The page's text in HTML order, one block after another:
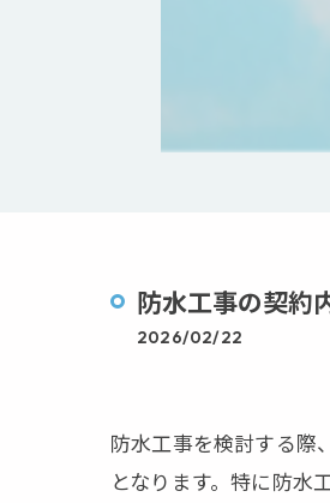
防水工事の契約
2026/02/22
防水工事を検討する際
となります。特に防水